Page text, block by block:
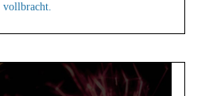
vollbracht.